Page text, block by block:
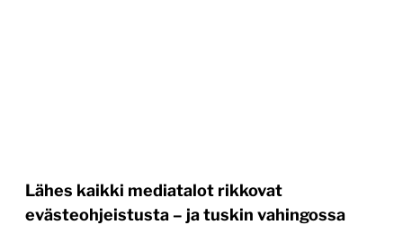
Lähes kaikki mediatalot rikkovat
evästeohjeistusta – ja tuskin vahingossa